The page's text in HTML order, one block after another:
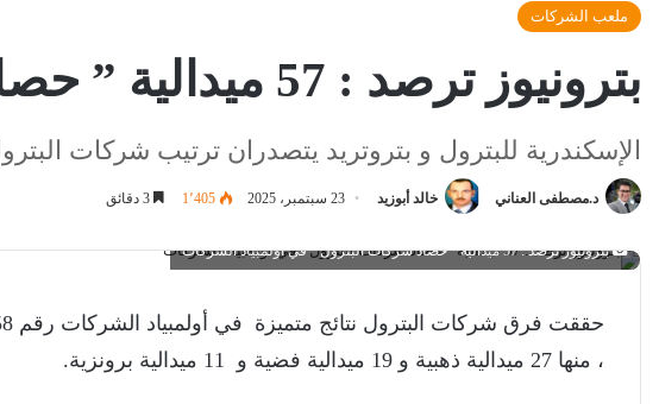
ملعب الشركات
بترونيوز ترصد : 57 ميدالية ” حصاد شركات البترول ” في أولمبياد الشركات
الإسكندرية للبترول و بتروتريد يتصدران ترتيب شركات
د.مصطفى العناني خالد أبوزيد 23 سبتمبر، 2025 1٬405
بترونيوز ترصد : 57 ميدالية " حصاد شركات البترول " في أولمبياد الشركات
، منها 27 ميدالية ذهبية و 19 ميدالية فضية و 11 ميدالية برونزية.